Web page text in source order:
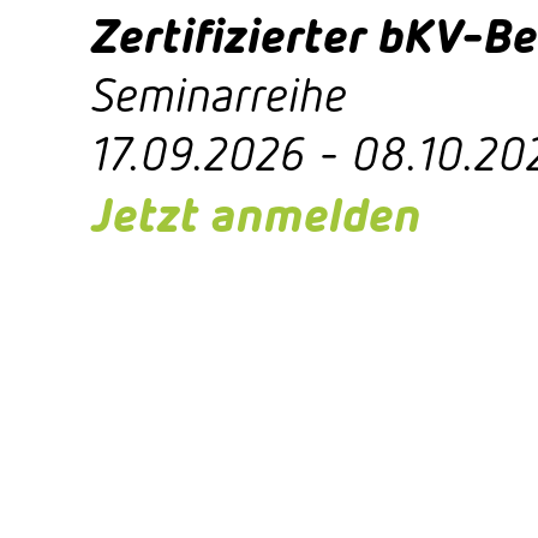
Zertifizierter bKV-
Seminarreihe
​17.09.2026 -
Jetzt anmelden